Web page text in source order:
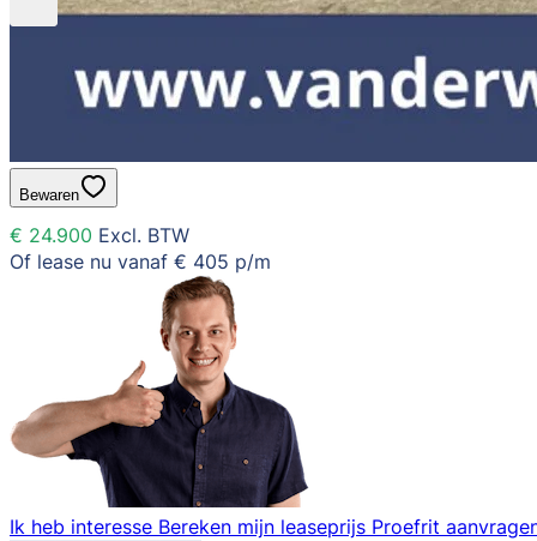
Bewaren
€ 24.900 Excl. BTW
Of lease nu vanaf € 405 p/m
Ik heb interesse Bereken mijn leaseprijs Proefrit